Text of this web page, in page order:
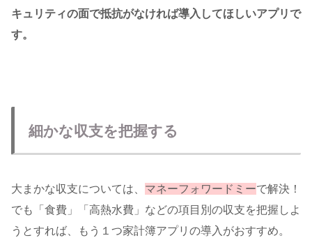
キュリティの面で抵抗がなければ導入してほしいアプリで
す。
細かな収支を把握する
大まかな収支については、 マネーフォワードミーで解決！
でも「食費」「高熱水費」などの項目別の収支を把握しよ
うとすれば、もう１つ家計簿アプリの導入がおすすめ。